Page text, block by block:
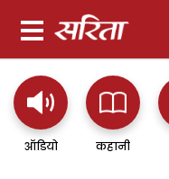
ऑडियो कहानी